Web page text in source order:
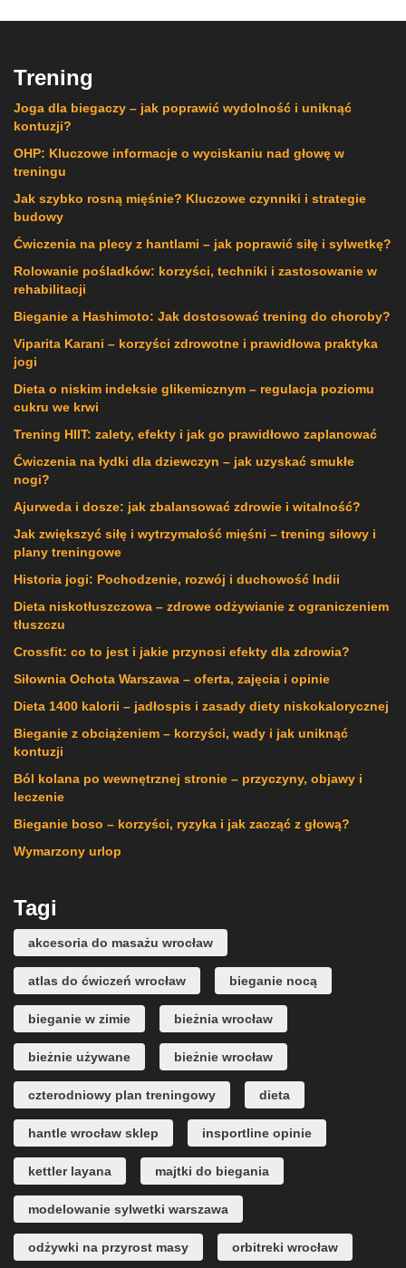
Trening
Joga dla biegaczy – jak poprawić wydolność i uniknąć
kontuzji?
OHP: Kluczowe informacje o wyciskaniu nad głowę w
treningu
Jak szybko rosną mięśnie? Kluczowe czynniki i strategie
budowy
Ćwiczenia na plecy z hantlami – jak poprawić siłę i sylwetkę?
Rolowanie pośladków: korzyści, techniki i zastosowanie w
rehabilitacji
Bieganie a Hashimoto: Jak dostosować trening do choroby?
Viparita Karani – korzyści zdrowotne i prawidłowa praktyka
jogi
Dieta o niskim indeksie glikemicznym – regulacja poziomu
cukru we krwi
Trening HIIT: zalety, efekty i jak go prawidłowo zaplanować
Ćwiczenia na łydki dla dziewczyn – jak uzyskać smukłe
nogi?
Ajurweda i dosze: jak zbalansować zdrowie i witalność?
Jak zwiększyć siłę i wytrzymałość mięśni – trening siłowy i
plany treningowe
Historia jogi: Pochodzenie, rozwój i duchowość Indii
Dieta niskotłuszczowa – zdrowe odżywianie z ograniczeniem
tłuszczu
Crossfit: co to jest i jakie przynosi efekty dla zdrowia?
Siłownia Ochota Warszawa – oferta, zajęcia i opinie
Dieta 1400 kalorii – jadłospis i zasady diety niskokalorycznej
Bieganie z obciążeniem – korzyści, wady i jak uniknąć
kontuzji
Ból kolana po wewnętrznej stronie – przyczyny, objawy i
leczenie
Bieganie boso – korzyści, ryzyka i jak zacząć z głową?
Wymarzony urlop
Tagi
akcesoria do masażu wrocław
atlas do ćwiczeń wrocław bieganie nocą
bieganie w zimie bieżnia wrocław
bieżnie używane bieżnie wrocław
czterodniowy plan treningowy dieta
hantle wrocław sklep insportline opinie
kettler layana majtki do biegania
modelowanie sylwetki warszawa
odżywki na przyrost masy orbitreki wrocław